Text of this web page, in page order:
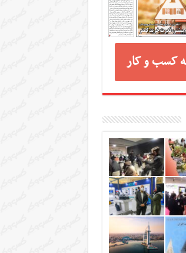
کسب و کار